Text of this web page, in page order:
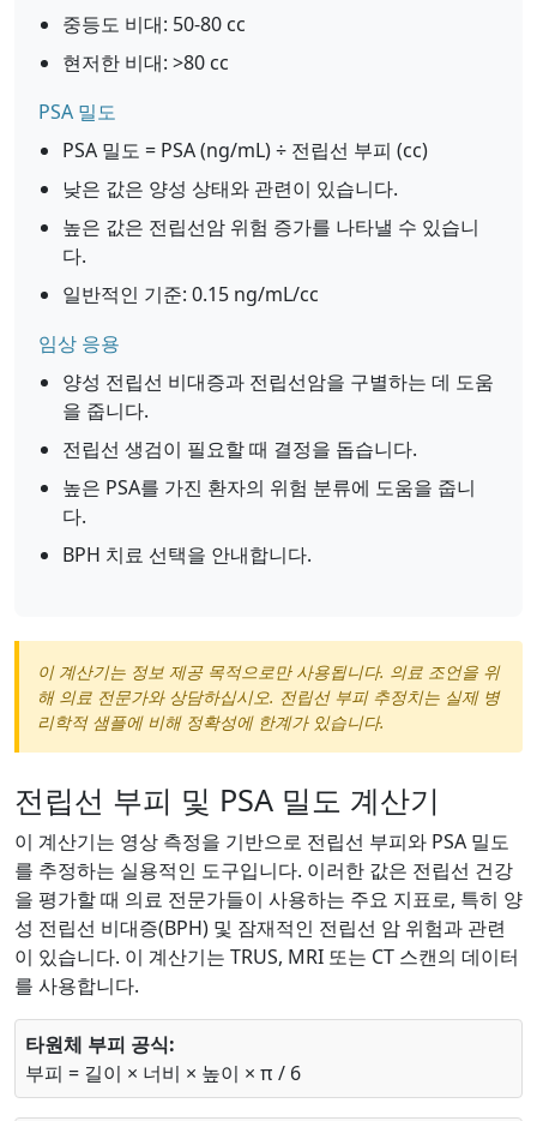
중등도 비대: 50-80 cc
현저한 비대: >80 cc
PSA 밀도
PSA 밀도 = PSA (ng/mL) ÷ 전립선 부피 (cc)
낮은 값은 양성 상태와 관련이 있습니다.
높은 값은 전립선암 위험 증가를 나타낼 수 있습니
다.
일반적인 기준: 0.15 ng/mL/cc
임상 응용
양성 전립선 비대증과 전립선암을 구별하는 데 도움
을 줍니다.
전립선 생검이 필요할 때 결정을 돕습니다.
높은 PSA를 가진 환자의 위험 분류에 도움을 줍니
다.
BPH 치료 선택을 안내합니다.
이 계산기는 정보 제공 목적으로만 사용됩니다. 의료 조언을 위
해 의료 전문가와 상담하십시오. 전립선 부피 추정치는 실제 병
리학적 샘플에 비해 정확성에 한계가 있습니다.
전립선 부피 및 PSA 밀도 계산기
이 계산기는 영상 측정을 기반으로 전립선 부피와 PSA 밀도
를 추정하는 실용적인 도구입니다. 이러한 값은 전립선 건강
을 평가할 때 의료 전문가들이 사용하는 주요 지표로, 특히 양
성 전립선 비대증(BPH) 및 잠재적인 전립선 암 위험과 관련
이 있습니다. 이 계산기는 TRUS, MRI 또는 CT 스캔의 데이터
를 사용합니다.
타원체 부피 공식:
부피 = 길이 × 너비 × 높이 × π / 6